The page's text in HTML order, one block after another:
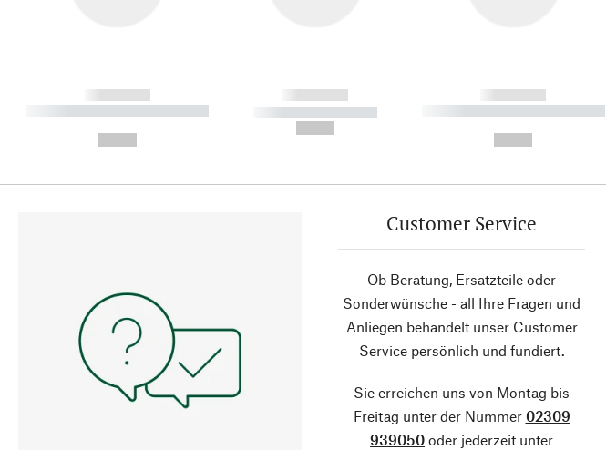
------------
----------- ----------- ----------
------------
----------- -----------
------------
----------- ----------- ----------
Customer Service
Ob Beratung, Ersatzteile oder
Sonderwünsche - all Ihre Fragen und
Anliegen behandelt unser Customer
Service persönlich und fundiert.
Sie erreichen uns von Montag bis
Freitag unter der Nummer 02309
939050 oder jederzeit unter